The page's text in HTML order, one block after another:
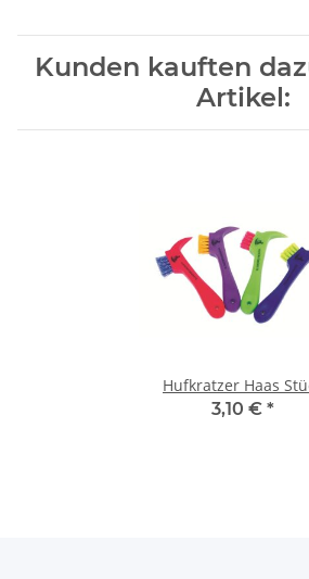
Kunden kauften
Artikel:
Hufkratzer Haas
3,10 € *